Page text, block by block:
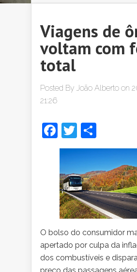
Viagens de
voltam com
total
Posted By João Alberto on
21:26
Facebook
Twitter
O bolso do consumidor
apertado por culpa da
dos combustíveis e
preço das passagens